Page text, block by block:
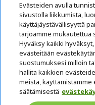
© 2026 Acer Inc.
Tästä kaupasta
jälleenmyyjä on CPYou BV.
Evästeiden avulla
sivustolla liikkumista,
käyttäjäystävällisyyttä
tarjoamme mukautettua
Hyväksy kaikki
evästeitään
suostumuksesi milloin
hallita kaikkien
meistä,
säätämisestä